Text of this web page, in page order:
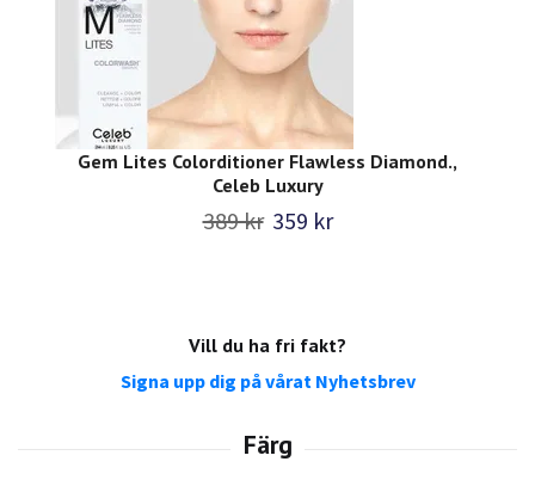
Vill du ha fri fakt?
Signa upp dig på vårat Nyhetsbrev
Gem Lites Colorditioner Flawless Diamond.,
Celeb Luxury
389 kr 359 kr